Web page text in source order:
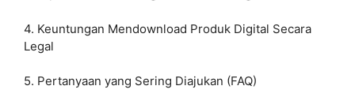
4. Keuntungan Mendownload Produk Digital Secara
Legal
5. Pertanyaan yang Sering Diajukan (FAQ)